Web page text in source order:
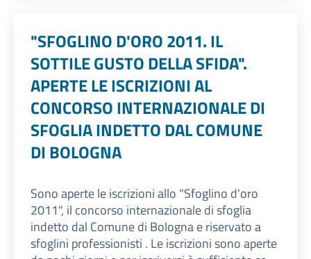
"SFOGLINO D'ORO 2011. IL
SOTTILE GUSTO DELLA SFIDA".
APERTE LE ISCRIZIONI AL
CONCORSO INTERNAZIONALE DI
SFOGLIA INDETTO DAL COMUNE
DI BOLOGNA
Sono aperte le iscrizioni allo "Sfoglino d'oro
2011", il concorso internazionale di sfoglia
indetto dal Comune di Bologna e riservato a
sfoglini professionisti . Le iscrizioni sono aperte